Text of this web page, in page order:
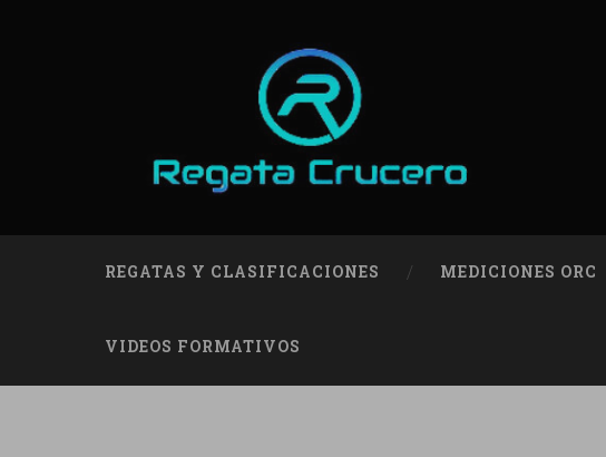
REGATAS Y CLASIFICACIONES MEDICIONES ORC
VIDEOS FORMATIVOS